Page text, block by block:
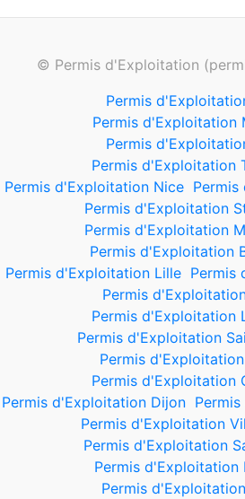
© Permis d'Exploitation
Permis
Permis d'Exploitation
Permis
Permis d'Exploitation
Permis d'Exploitation Nice
Permis d'Exploitation
Permis d'Exploitation
Permis d'Exploitation
Permis d'Exploitation Lille Permis
Permis
Permis d'Exploitation
Permis d'Exploitation
Permis
Permis d'Exploitation
Permis d'Exploitation Dijon
Permis d'Exploitation
Permis d'Exploitation
Permis d'Exploitation
Permis